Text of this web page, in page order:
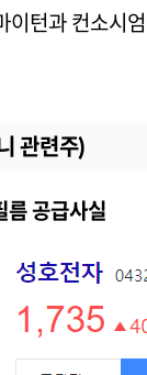
이턴과 컨소시
관련주)
름 공급사실